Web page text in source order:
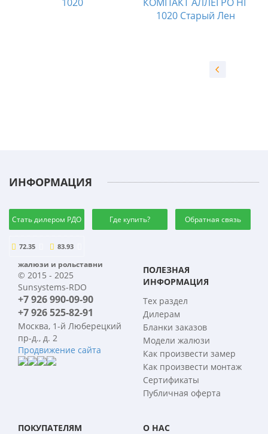
1020 Старый Лен
ИНФОРМАЦИЯ
Стать дилером РДО Где купить? Обратная связь
72.35 83.93
жалюзи и рольставни
© 2015 - 2025
Sunsystems-RDO
+7 926 990-09-90
+7 926 525-82-91
Москва, 1-й Люберецкий
пр-д., д. 2
Продвижение сайта
ПОЛЕЗНАЯ
ИНФОРМАЦИЯ
Тех раздел
Дилерам
Бланки заказов
Модели жалюзи
Как произвести замер
Как произвести монтаж
Сертификаты
Публичная оферта
ПОКУПАТЕЛЯМ О НАС